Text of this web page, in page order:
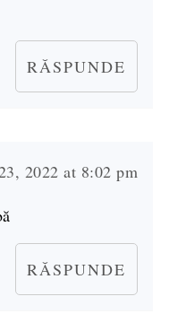
RĂSPUNDE
2022 at 8:02 pm
RĂSPUNDE